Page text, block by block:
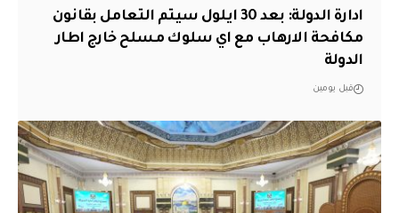
ادارة الدولة: بعد 30 ايلول سيتم التعامل بقانون
مكافحة الارهاب مع اي سلوك مسلح خارج اطار
الدولة
قبل يومين